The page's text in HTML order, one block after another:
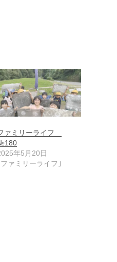
ァミリーライフ
年5月20日
ファミリーライフ｣